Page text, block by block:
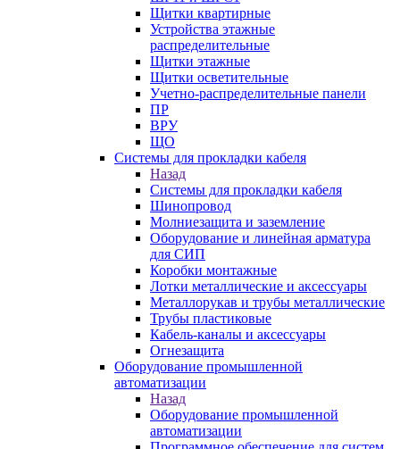
Щитки квартирные
Устройства этажные
распределительные
Щитки этажные
Щитки осветительные
Учетно-распределительные панели
ПР
ВРУ
ЩО
Системы для прокладки кабеля
Назад
Системы для прокладки кабеля
Шинопровод
Молниезащита и заземление
Оборудование и линейная арматура
для СИП
Коробки монтажные
Лотки металлические и аксессуары
Металлорукав и трубы металлические
Трубы пластиковые
Кабель-каналы и аксессуары
Огнезащита
Оборудование промышленной
автоматизации
Назад
Оборудование промышленной
автоматизации